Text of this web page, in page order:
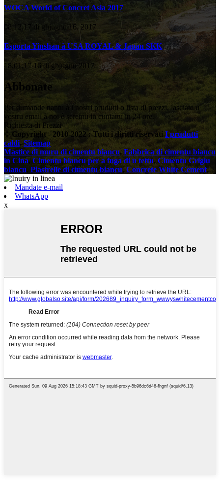
WOCA World of Concret Asia 2017
08,12,17 di ghjugnu 16, 2017
Esporta Yinshan à USA ROYAL & Japan SKK
18,01,17 16 di ghjugnu 2017
Abbonate
Per dumande nantu à i nostri prudutti o lista di prezzi, lasciate u
vostru email à noi è seremu in cuntattu in 24 ore.
Richiesta di Prezzi
© Copyright - 2010-2022 : Tutti i diritti riservati.I prudutti
caldi,Sitemap
Mastice di muru di cimentu biancu, Fabbrica di cimentu biancu
in Cina, Cimentu biancu per a fuga di u tettu, Cimentu Grigiu
biancu Piastrelle di cimentu biancu,Concrete White Cement,
Mandate e-mail
WhatsApp
x